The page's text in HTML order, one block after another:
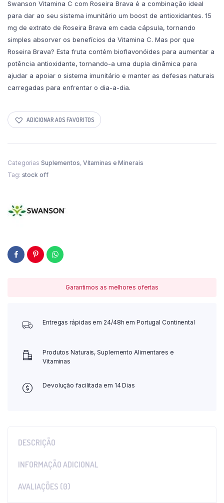
Swanson Vitamina C com Roseira Brava é a combinação ideal
para dar ao seu sistema imunitário um boost de antioxidantes. 15
mg de extrato de Roseira Brava em cada cápsula, tornando
simples absorver os benefícios da Vitamina C. Mas por que
Roseira Brava? Esta fruta contém bioflavonóides para aumentar a
potência antioxidante, tornando-a uma dupla dinâmica para
ajudar a apoiar o sistema imunitário e manter as defesas naturais
carregadas para enfrentar o dia-a-dia.
ADICIONAR AOS FAVORITOS
Categorias Suplementos, Vitaminas e Minerais
Tag: stock off
Garantimos as melhores ofertas
Entregas rápidas em 24/48h em Portugal Continental
Produtos Naturais, Suplemento Alimentares e
Vitaminas
Devolução facilitada em 14 Dias
DESCRIÇÃO
INFORMAÇÃO ADICIONAL
AVALIAÇÕES (0)